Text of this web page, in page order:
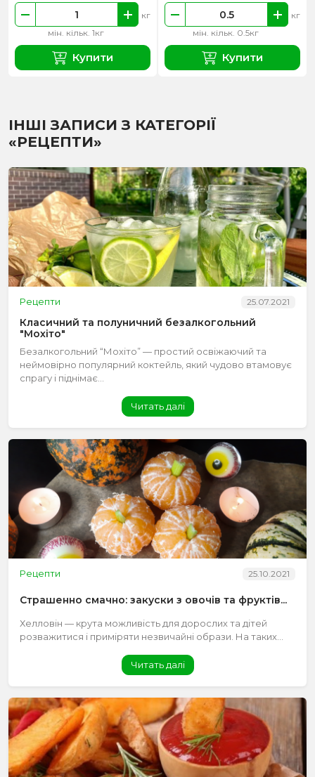
мін. кільк. 1кг
кг
Купити
мін. кільк. 0.5кг
кг
Купити
ІНШІ ЗАПИСИ З КАТЕГОРІЇ
«РЕЦЕПТИ»
Рецепти 25.07.2021
Класичний та полуничний безалкогольний
"Мохіто"
Безалкогольний “Мохіто” — простий освіжаючий та
неймовірно популярний коктейль, який чудово втамовує
спрагу і піднімає...
Читать далі
Рецепти 25.10.2021
Страшенно смачно: закуски з овочів та фруктів...
Хелловін — крута можливість для дорослих та дітей
розважитися і приміряти незвичайні образи. На таких...
Читать далі